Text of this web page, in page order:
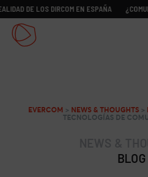
LOS DIRCOM EN ESPAÑA
EVERCOM > NEWS & THOUGHTS >
TECNOLOGÍAS DE
BLOG